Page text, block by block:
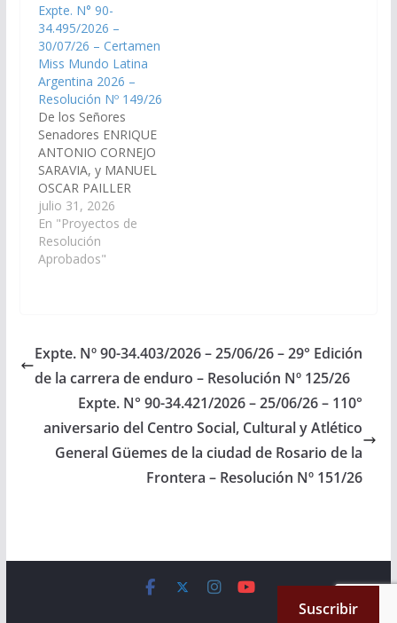
Ramos”, que se llevara
a cabo desde el 10 al
12 de julio del presente
año en la…
Expte. N° 90-
34.495/2026 –
30/07/26 – Certamen
Miss Mundo Latina
Argentina 2026 –
Resolución Nº 149/26
De los Señores
Senadores ENRIQUE
ANTONIO CORNEJO
SARAVIA, y MANUEL
OSCAR PAILLER
declarar de interés del
senado el Certamen
Miss Mundo Latina
Argentina 2026 sede
Sheraton de la ciudad
de Salta. (Expte. N° 90-
34.495/2026).…
julio 31, 2026
En "Proyectos de
Resolución
Aprobados"
Expte. Nº 90-34.403/2026 – 25/06/26 – 29° Edición
de la carrera de enduro – Resolución Nº 125/26
Expte. N° 90-34.421/2026 – 25/06/26 – 110°
aniversario del Centro Social, Cultural y Atlético
General Güemes de la ciudad de Rosario de la
Frontera – Resolución Nº 151/26
. All rights reserved.
Suscribir